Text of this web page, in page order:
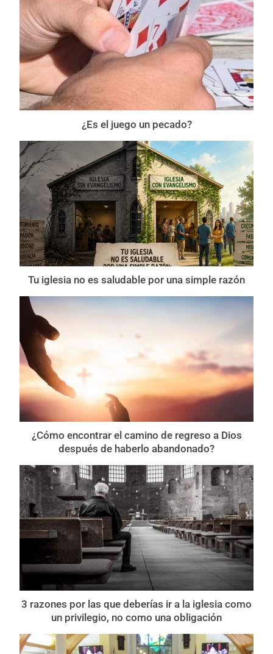
¿Es el juego un pecado?
Tu iglesia no es saludable por una simple razón
¿Cómo encontrar el camino de regreso a Dios
después de haberlo abandonado?
3 razones por las que deberías ir a la iglesia como
un privilegio, no como una obligación